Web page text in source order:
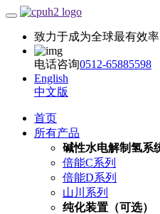
致力于成为全球最有效
电话咨询0512-65885598
English
中文版
首页
所有产品
碱性水电解制氢系
倍能C系列
倍能D系列
山川系列
纯化装置（可选）